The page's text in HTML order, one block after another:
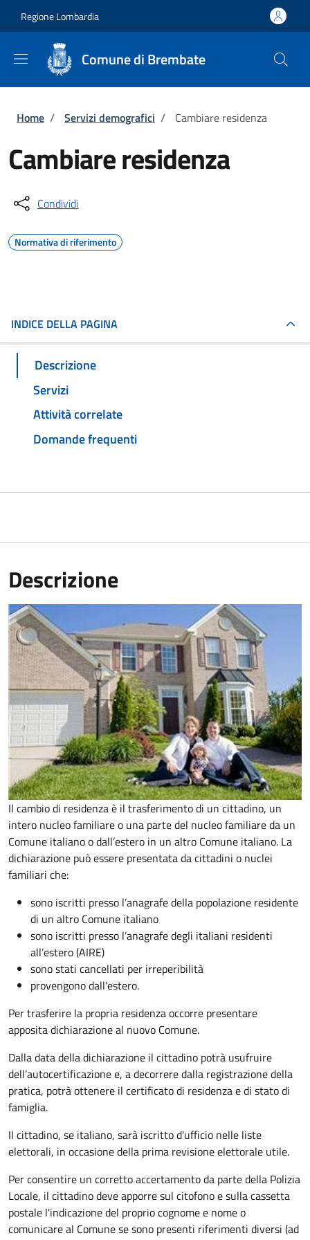
Regione Lombardia
Comune di Brembate
Briciole di pane
Home / Servizi demografici / Cambiare residenza
Cambiare residenza
Condividi
Normativa di riferimento
INDICE DELLA PAGINA
Descrizione
Servizi
Attività correlate
Domande frequenti
Descrizione
Il cambio di residenza è il trasferimento di un cittadino, un
intero nucleo familiare o una parte del nucleo familiare da un
Comune italiano o dall’estero in un altro Comune italiano. La
dichiarazione può essere presentata da cittadini o nuclei
familiari che:
sono iscritti presso l’anagrafe della popolazione residente
di un altro Comune italiano
sono iscritti presso l’anagrafe degli italiani residenti
all’estero (AIRE)
sono stati cancellati per irreperibilità
provengono dall'estero.
Per trasferire la propria residenza occorre presentare
appositadichiarazione al nuovo Comune.
Dalla data della dichiarazione il cittadino potrà usufruire
dell’autocertificazione e, a decorrere dalla registrazione della
pratica, potrà ottenere il certificato di residenza e di stato di
famiglia.
Il cittadino, se italiano, sarà iscritto d'ufficio nelle liste
elettorali, in occasione della prima revisione elettorale utile.
Per consentire un corretto accertamento da parte della Polizia
Locale, il cittadino deve apporre sul citofono e sulla cassetta
postale l'indicazione del proprio cognome e nome o
comunicare al Comune se sono presenti riferimenti diversi (ad